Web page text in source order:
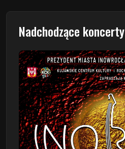
Nadchodzące koncerty